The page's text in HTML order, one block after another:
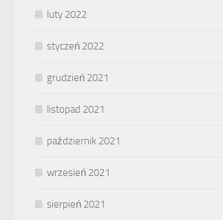
luty 2022
styczeń 2022
grudzień 2021
listopad 2021
październik 2021
wrzesień 2021
sierpień 2021